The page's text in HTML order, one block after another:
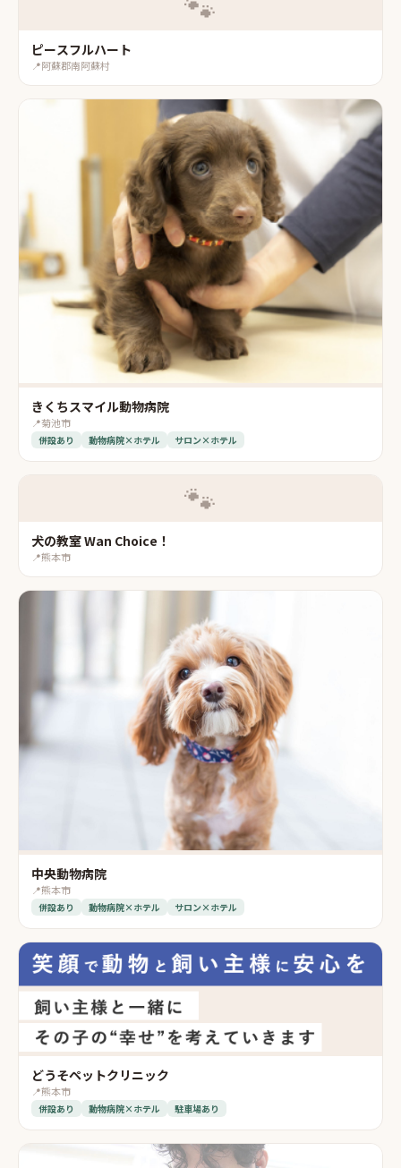
ピースフルハート
📍阿蘇郡南阿蘇村
きくちスマイル動物病院
📍菊池市
併設あり 動物病院×ホテル サロン×ホテル
🐾
犬の教室 Wan Choice！
📍熊本市
中央動物病院
📍熊本市
併設あり 動物病院×ホテル サロン×ホテル
どうそペットクリニック
📍熊本市
併設あり 動物病院×ホテル 駐車場あり